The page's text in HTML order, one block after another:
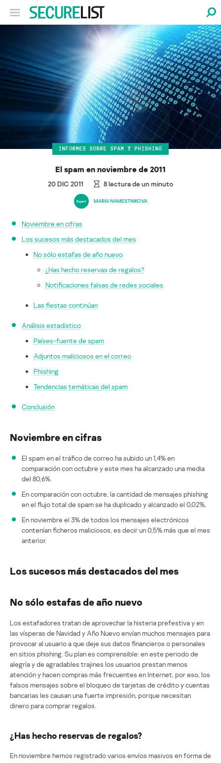
INFORMES SOBRE SPAM Y PHISHING
El spam en noviembre de 2011
20 DIC 2011 8lectura de un minuto
MARIA NAMESTNIKOVA
Noviembre en cifras
Los sucesos más destacados del mes
No sólo estafas de año nuevo
¿Has hecho reservas de regalos?
Notificaciones falsas de redes sociales
Las fiestas continúan
Análisis estadístico
Países-fuente de spam
Adjuntos maliciosos en el correo
Phishing
Tendencias temáticas del spam
Conclusión
Noviembre en cifras
El spam en el tráfico de correo ha subido un 1,4% en
comparación con octubre y este mes ha alcanzado una media
del 80,6%.
En comparación con octubre, la cantidad de mensajes phishing
en el flujo total de spam se ha duplicado y alcanzado el 0,02%.
En noviembre el 3% de todos los mensajes electrónicos
contenían ficheros maliciosos, es decir un 0,5% más que el mes
anterior.
Los sucesos más destacados del mes
No sólo estafas de año nuevo
Los estafadores tratan de aprovechar la histeria prefestiva y en
las vísperas de Navidad y Año Nuevo envían muchos mensajes para
provocar al usuario a que deje sus datos financieros o personales
en sitios phishing. Su plan es comprensible: en este periodo de
alegría y de agradables trajines los usuarios prestan menos
atención y hacen compras más frecuentes en Internet, por eso, los
falsos mensajes sobre el bloqueo de tarjetas de crédito y cuentas
bancarias les causan una fuerte impresión, porque necesitan
dinero para comprar regalos.
¿Has hecho reservas de regalos?
En noviembre hemos registrado varios envíos masivos en forma de